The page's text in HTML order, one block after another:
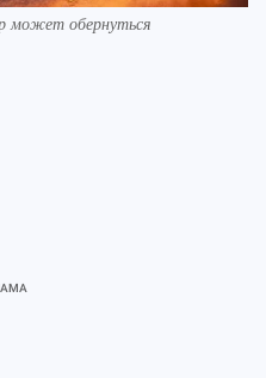
может обернуться